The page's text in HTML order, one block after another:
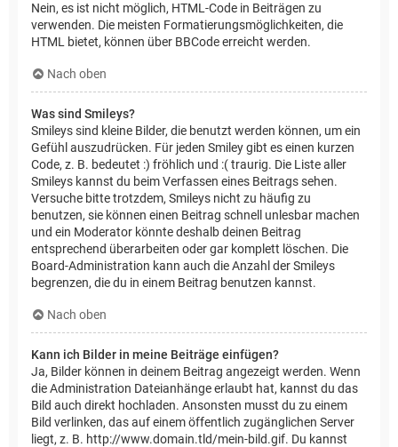
Nein, es ist nicht möglich, HTML-Code in Beiträgen zu
verwenden. Die meisten Formatierungsmöglichkeiten, die
HTML bietet, können über BBCode erreicht werden.
Nach oben
Was sind Smileys?
Smileys sind kleine Bilder, die benutzt werden können, um ein
Gefühl auszudrücken. Für jeden Smiley gibt es einen kurzen
Code, z. B. bedeutet :) fröhlich und :( traurig. Die Liste aller
Smileys kannst du beim Verfassen eines Beitrags sehen.
Versuche bitte trotzdem, Smileys nicht zu häufig zu
benutzen, sie können einen Beitrag schnell unlesbar machen
und ein Moderator könnte deshalb deinen Beitrag
entsprechend überarbeiten oder gar komplett löschen. Die
Board-Administration kann auch die Anzahl der Smileys
begrenzen, die du in einem Beitrag benutzen kannst.
Nach oben
Kann ich Bilder in meine Beiträge einfügen?
Ja, Bilder können in deinem Beitrag angezeigt werden. Wenn
die Administration Dateianhänge erlaubt hat, kannst du das
Bild auch direkt hochladen. Ansonsten musst du zu einem
Bild verlinken, das auf einem öffentlich zugänglichen Server
liegt, z. B. http://www.domain.tld/mein-bild.gif. Du kannst